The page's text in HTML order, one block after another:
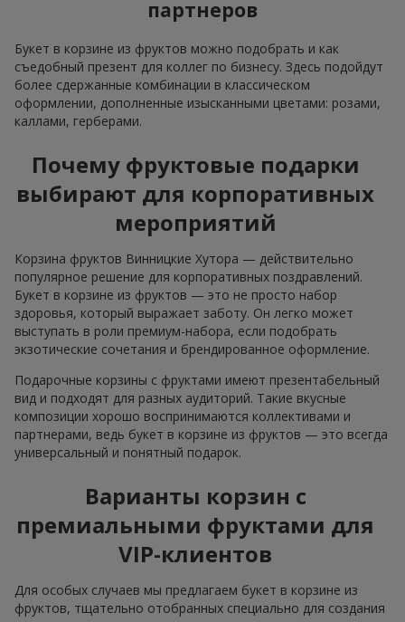
партнеров
Букет в корзине из фруктов можно подобрать и как
съедобный презент для коллег по бизнесу. Здесь подойдут
более сдержанные комбинации в классическом
оформлении, дополненные изысканными цветами: розами,
каллами, герберами.
Почему фруктовые подарки
выбирают для корпоративных
мероприятий
Корзина фруктов Винницкие Хутора — действительно
популярное решение для корпоративных поздравлений.
Букет в корзине из фруктов — это не просто набор
здоровья, который выражает заботу. Он легко может
выступать в роли премиум-набора, если подобрать
экзотические сочетания и брендированное оформление.
Подарочные корзины с фруктами имеют презентабельный
вид и подходят для разных аудиторий. Такие вкусные
композиции хорошо воспринимаются коллективами и
партнерами, ведь букет в корзине из фруктов — это всегда
универсальный и понятный подарок.
Варианты корзин с
премиальными фруктами для
VIP-клиентов
Для особых случаев мы предлагаем букет в корзине из
фруктов, тщательно отобранных специально для создания